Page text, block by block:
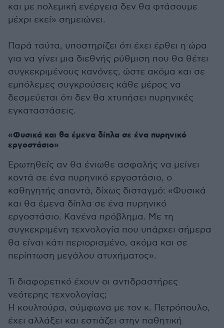
και με πολεμική ενέργεια δεν θα φτάσουμε
μέχρι εκεί» σημειώνει.
Παρά ταύτα, υποστηρίζει ότι έχει έρθει η ώρα
για να γίνει μια διεθνής ρύθμιση που θα θέτει
συγκεκριμένους κανόνες, ώστε ακόμα και σε
εμπόλεμες συγκρούσεις κάθε μέρος να
δεσμεύεται ότι δεν θα χτυπήσει πυρηνικές
εγκαταστάσεις.
«Φυσικά και θα έμενα δίπλα σε ένα πυρηνικό
εργοστάσιο»
Ερωτηθείς αν θα ένιωθε ασφαλής να μείνει
κοντά σε ένα πυρηνικό εργοστάσιο, ο
καθηγητής απαντά, δίχως δισταγμό: «Φυσικά
και θα έμενα δίπλα σε ένα πυρηνικό
εργοστάσιο. Κανένα πρόβλημα. Με τη
συγκεκριμένη τεχνολογία που υπάρχει σήμερα
θα είναι κάτι περιορισμένο, ακόμα και σε
περίπτωση μεγάλου ατυχήματος».
Τι διαφορετικό έχουν οι αντιδραστήρες
νεότερης τεχνολογίας;
Η κουλτούρα, σύμφωνα με τον κ. Πετρόπουλο,
έχει αλλάξει και εστιάζει στην παθητική